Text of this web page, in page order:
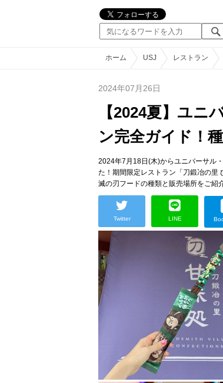
ホーム USJ レストラン
2024年07月26日
【2024夏】ユニ
ン完全ガイド！
2024年7月18日(木)からユニバーサル
た！期間限定レストラン「刀鍛冶の里
滅の刃フードの種類と販売場所をご紹
Twitter LINE